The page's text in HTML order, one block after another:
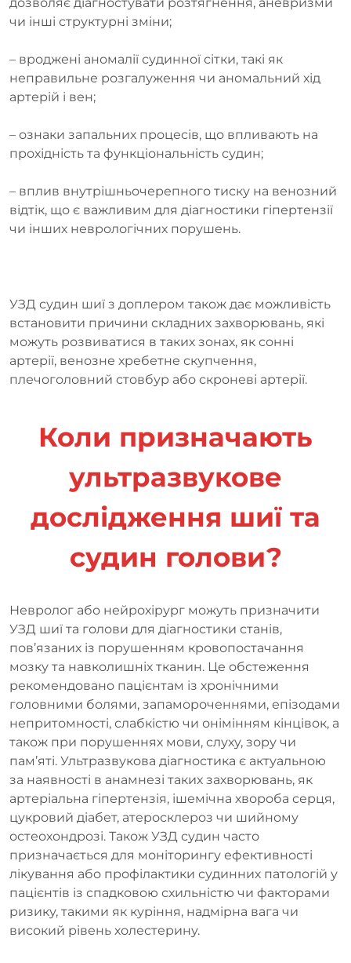
чи інші структурні зміни;
– вроджені аномалії судинної сітки, такі як
неправильне розгалуження чи аномальний хід
артерій і вен;
– ознаки запальних процесів, що впливають на
прохідність та функціональність судин;
– вплив внутрішньочерепного тиску на венозний
відтік, що є важливим для діагностики гіпертензії
чи інших неврологічних порушень.
УЗД судин шиї з доплером також дає можливість
встановити причини складних захворювань, які
можуть розвиватися в таких зонах, як сонні
артерії, венозне хребетне скупчення,
плечоголовний стовбур або скроневі артерії.
Коли призначають
ультразвукове
дослідження шиї та
судин голови?
Невролог або нейрохірург можуть призначити
УЗД шиї та голови для діагностики станів,
пов’язаних із порушенням кровопостачання
мозку та навколишніх тканин. Це обстеження
рекомендовано пацієнтам із хронічними
головними болями, запамороченнями, епізодами
непритомності, слабкістю чи онімінням кінцівок, а
також при порушеннях мови, слуху, зору чи
пам’яті. Ультразвукова діагностика є актуальною
за наявності в анамнезі таких захворювань, як
артеріальна гіпертензія, ішемічна хвороба серця,
цукровий діабет, атеросклероз чи шийному
остеохондрозі. Також УЗД судин часто
призначається для моніторингу ефективності
лікування або профілактики судинних патологій у
пацієнтів із спадковою схильністю чи факторами
ризику, такими як куріння, надмірна вага чи
високий рівень холестерину.